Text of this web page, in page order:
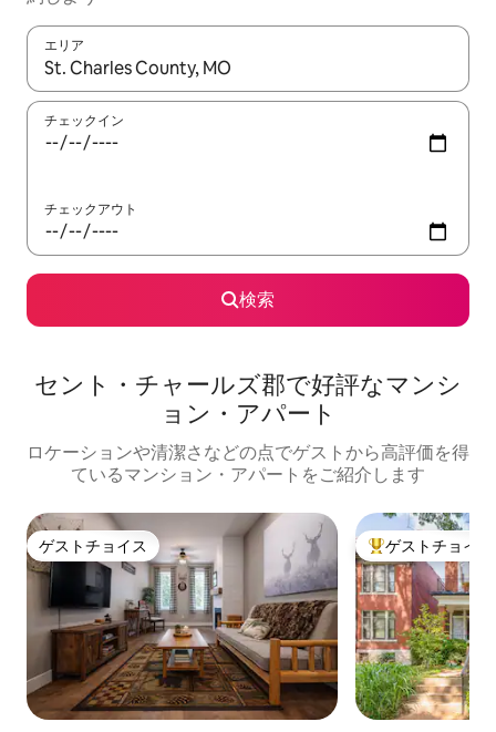
エリア
検索結果が表示されたら、上下の矢印キーを使って移動するか
チェックイン
チェックアウト
検索
セント・チャールズ郡で好評なマンシ
ョン・アパート
ロケーションや清潔さなどの点でゲストから高評価を得
ているマンション・アパートをご紹介します
ゲストチョイス
ゲストチョイス 大好評のゲスト
ゲストチョイス